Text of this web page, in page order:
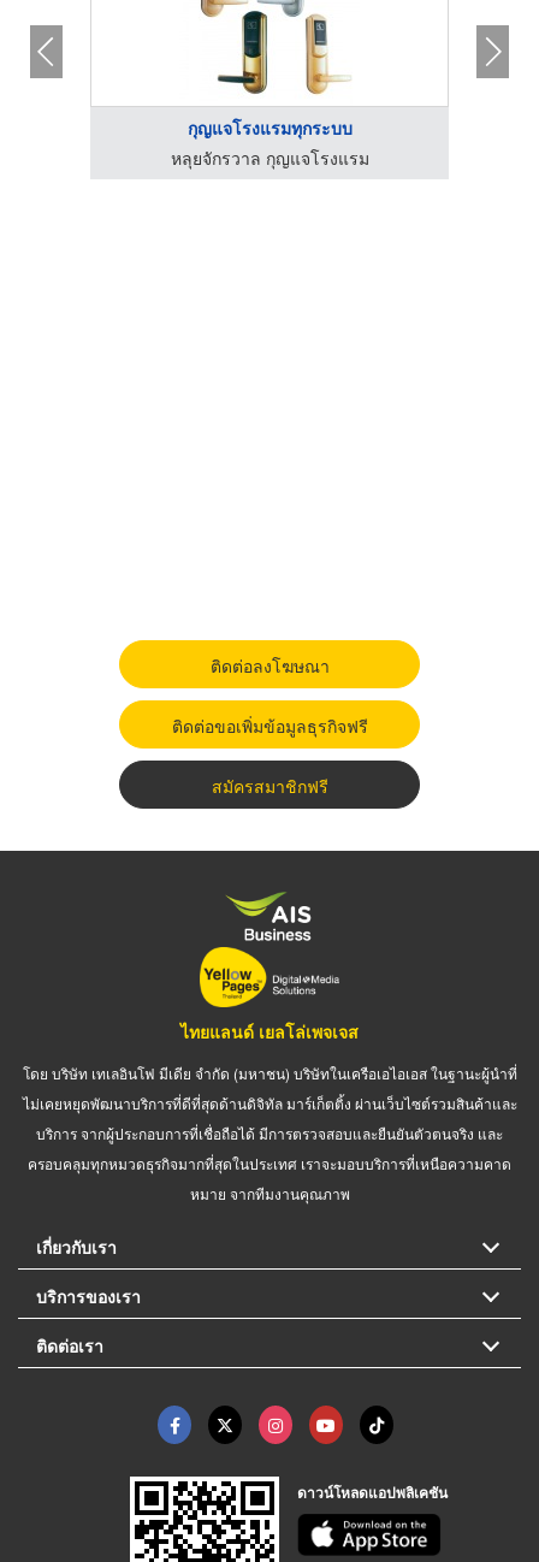
กุญแจโรงแรมทุกระบบ
หลุยจักรวาล กุญแจโรงแรม
ติดต่อลงโฆษณา
ติดต่อขอเพิ่มข้อมูลธุรกิจฟรี
สมัครสมาชิกฟรี
ไทยแลนด์ เยลโล่เพจเจส
โดย บริษัท เทเลอินโฟ มีเดีย จำกัด (มหาชน) บริษัทในเครือเอไอเอส ในฐานะผู้นำที่
ไม่เคยหยุดพัฒนาบริการที่ดีที่สุดด้านดิจิทัล มาร์เก็ตติ้ง ผ่านเว็บไซต์รวมสินค้าและ
บริการ จากผู้ประกอบการที่เชื่อถือได้ มีการตรวจสอบและยืนยันตัวตนจริง และ
ครอบคลุมทุกหมวดธุรกิจมากที่สุดในประเทศ เราจะมอบบริการที่เหนือความคาด
หมาย จากทีมงานคุณภาพ
เกี่ยวกับเรา
บริการของเรา
ติดต่อเรา
ดาวน์โหลดแอปพลิเคชัน